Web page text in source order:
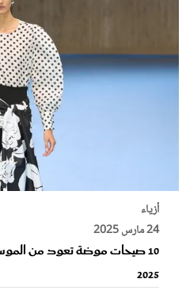
أزياء
24 مارس 2025
10 صيحات موضة تعود من
2025